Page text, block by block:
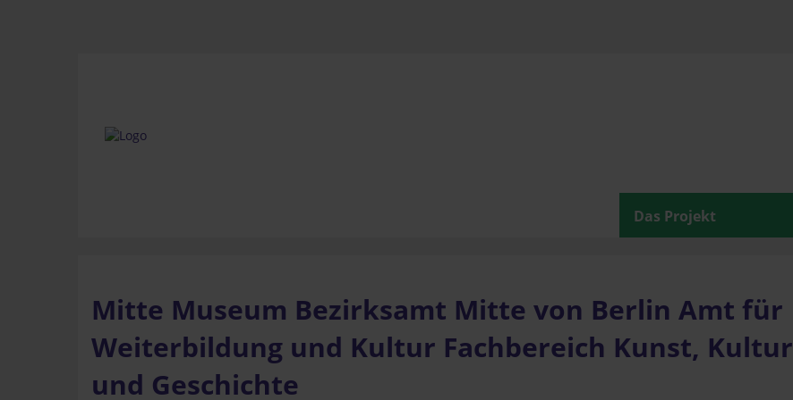
Das Projekt
Mitte Museum Bezirksamt Mitte von Berlin Amt für
Weiterbildung und Kultur Fachbereich Kunst, Kultur
und Geschichte